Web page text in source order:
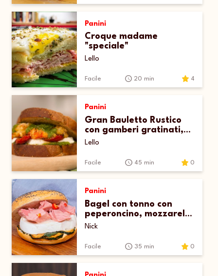
Panini
Croque madame
"speciale"
Lello
Facile 20 min 4
Panini
Gran Bauletto Rustico
con gamberi gratinati,
mozzarella e pesto
Lello
Facile 45 min 0
Panini
Bagel con tonno con
peperoncino, mozzarella
e zucchine in scapece
Nick
Facile 35 min 0